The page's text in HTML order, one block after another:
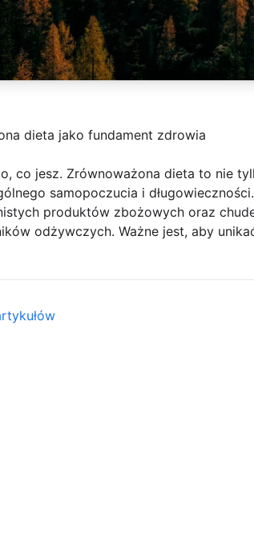
dieta jako fundament zdrowia
co jesz. Zrównoważona dieta to nie
samopoczucia i
produktów zbożowych oraz
odżywczych. Ważne jest, aby